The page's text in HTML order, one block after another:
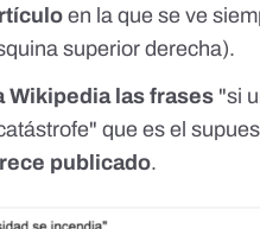
en la que se ve
superior derecha).
Wikipedia las frases "si
que es el
publicado.